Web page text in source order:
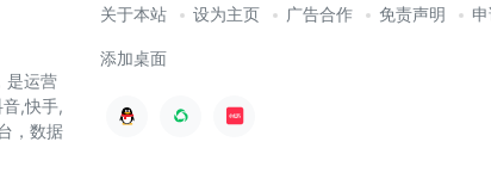
是运营
,快手,
，数据
关于本站 设为主页 广告合作 免责声明
添加桌面